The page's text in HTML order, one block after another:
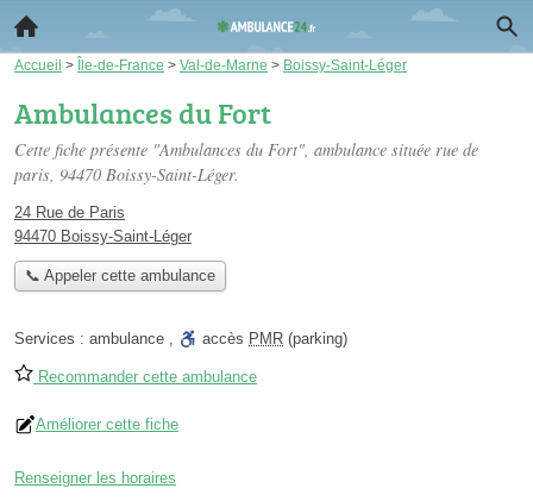
Accueil > Île-de-France > Val-de-Marne > Boissy-Saint-Léger
Ambulances du Fort
Cette fiche présente "Ambulances du Fort", ambulance située rue de
paris, 94470 Boissy-Saint-Léger.
24 Rue de Paris
94470 Boissy-Saint-Léger
📞 Appeler cette ambulance
Services : ambulance , accès PMR (parking)
Recommander cette ambulance
Améliorer cette fiche
Renseigner les horaires